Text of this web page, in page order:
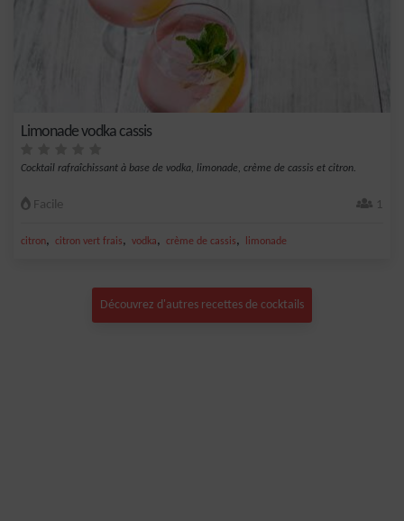
Limonade vodka cassis
Cocktail rafraîchissant à base de vodka, limonade, crème de cassis et citron.
Facile 1
citron, citron vert frais, vodka, crème de cassis, limonade
Découvrez d'autres recettes de cocktails